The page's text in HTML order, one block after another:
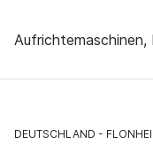
DEUTSCHLAND